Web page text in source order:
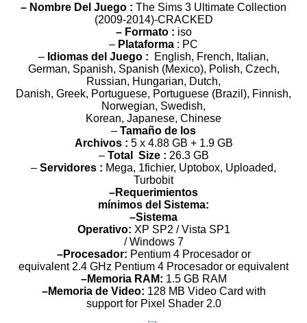
– Nombre Del Juego : The Sims 3 Ultimate Collection
(2009-2014)-CRACKED
– Formato : iso
– Plataforma : PC
– Idiomas del Juego : English, French, Italian,
German, Spanish, Spanish (Mexico), Polish, Czech,
Russian, Hungarian, Dutch,
Danish, Greek, Portuguese, Portuguese (Brazil), Finnish,
Norwegian, Swedish,
Korean, Japanese, Chinese
– Tamaño de los
Archivos : 5 x 4.88 GB + 1.9 GB
– Total Size : 26.3 GB
– Servidores : Mega, 1fichier, Uptobox, Uploaded,
Turbobit
–Requerimientos
mínimos del Sistema:
–Sistema
Operativo: XP SP2 / Vista SP1
/ Windows 7
–Procesador: Pentium 4 Procesador or
equivalent 2.4 GHz Pentium 4 Procesador or equivalent
–Memoria RAM: 1.5 GB RAM
–Memoria de Video: 128 MB Video Card with
support for Pixel Shader 2.0